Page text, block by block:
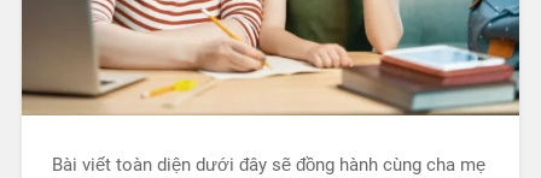
Bài viết toàn diện dưới đây sẽ đồng hành cùng cha mẹ